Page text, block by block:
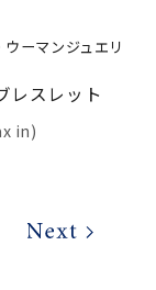
ウーマンジュエリ
レスレット
in)